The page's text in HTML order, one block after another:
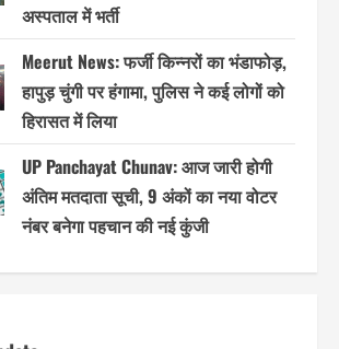
अस्पताल में भर्ती
Meerut News: फर्जी किन्नरों का भंडाफोड़,
हापुड़ चुंगी पर हंगामा, पुलिस ने कई लोगों को
हिरासत में लिया
UP Panchayat Chunav: आज जारी होगी
अंतिम मतदाता सूची, 9 अंकों का नया वोटर
नंबर बनेगा पहचान की नई कुंजी